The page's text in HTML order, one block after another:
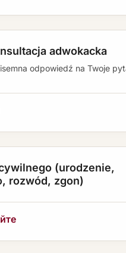
adwokacka
odpowiedź na Twoje
(urodzenie,
rozwód, zgon)